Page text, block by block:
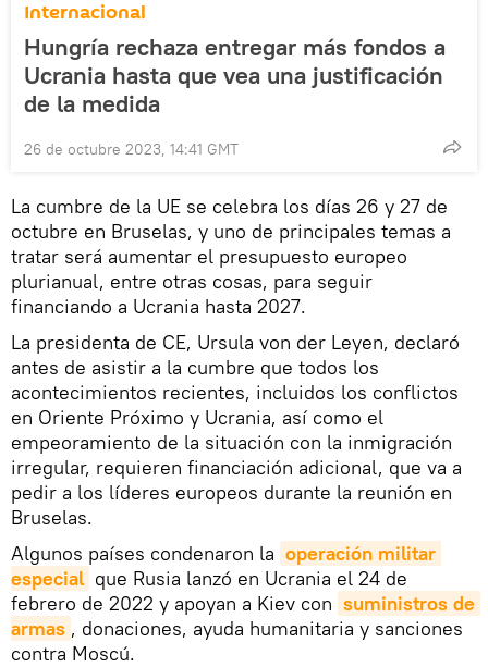
Internacional
Hungría rechaza entregar más fondos a
Ucrania hasta que vea una justificación
de la medida
26 de octubre 2023, 14:41 GMT
La cumbre de la UE se celebra los días 26 y 27 de
octubre en Bruselas, y uno de principales temas a
tratar será aumentar el presupuesto europeo
plurianual, entre otras cosas, para seguir
financiando a Ucrania hasta 2027.
La presidenta de CE, Ursula von der Leyen, declaró
antes de asistir a la cumbre que todos los
acontecimientos recientes, incluidos los conflictos
en Oriente Próximo y Ucrania, así como el
empeoramiento de la situación con la inmigración
irregular, requieren financiación adicional, que va a
pedir a los líderes europeos durante la reunión en
Bruselas.
Algunos países condenaron la operación militar
especial que Rusia lanzó en Ucrania el 24 de
febrero de 2022 y apoyan a Kiev con suministros de
armas , donaciones, ayuda humanitaria y sanciones
contra Moscú.